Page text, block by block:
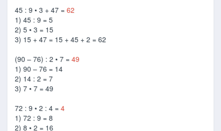
45 : 9 • 3 + 47 = 62
1) 45 : 9 = 5
2) 5 • 3 = 15
3) 15 + 47 = 15 + 45 + 2 = 62
(90 – 76) : 2 • 7 = 49
1) 90 – 76 = 14
2) 14 : 2 = 7
3) 7 • 7 = 49
72 : 9 • 2 : 4 = 4
1) 72 : 9 = 8
2) 8 • 2 = 16